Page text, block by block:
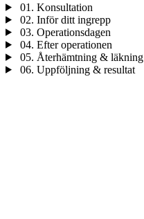
01. Konsultation
02. Inför ditt ingrepp
03. Operationsdagen
04. Efter operationen
05. Återhämtning & läkning
06. Uppföljning & resultat